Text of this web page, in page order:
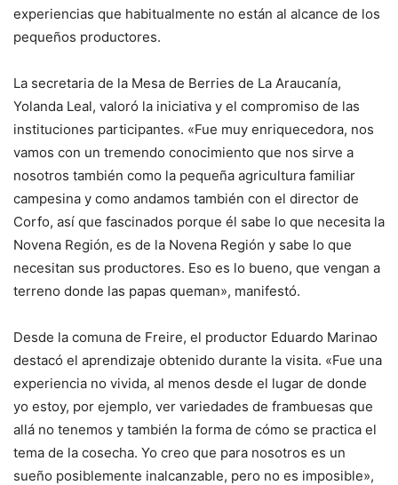
experiencias que habitualmente no están al alcance de los
pequeños productores.
La secretaria de la Mesa de Berries de La Araucanía,
Yolanda Leal, valoró la iniciativa y el compromiso de las
instituciones participantes. «Fue muy enriquecedora, nos
vamos con un tremendo conocimiento que nos sirve a
nosotros también como la pequeña agricultura familiar
campesina y como andamos también con el director de
Corfo, así que fascinados porque él sabe lo que necesita la
Novena Región, es de la Novena Región y sabe lo que
necesitan sus productores. Eso es lo bueno, que vengan a
terreno donde las papas queman», manifestó.
Desde la comuna de Freire, el productor Eduardo Marinao
destacó el aprendizaje obtenido durante la visita. «Fue una
experiencia no vivida, al menos desde el lugar de donde
yo estoy, por ejemplo, ver variedades de frambuesas que
allá no tenemos y también la forma de cómo se practica el
tema de la cosecha. Yo creo que para nosotros es un
sueño posiblemente inalcanzable, pero no es imposible»,